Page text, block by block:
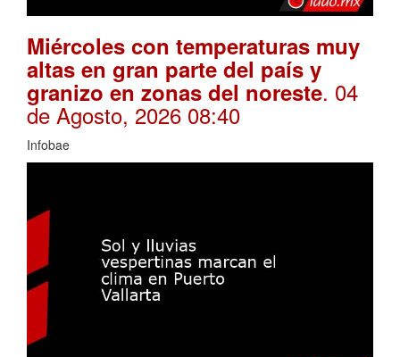
Miércoles con temperaturas muy
altas en gran parte del país y
granizo en zonas del noreste. 04
de Agosto, 2026 08:40
Infobae